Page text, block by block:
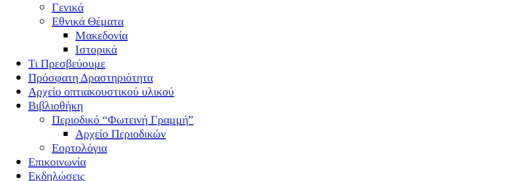
Γενικά
Εθνικά Θέματα
Μακεδονία
Ιστορικά
Τι Πρεσβεύουμε
Πρόσφατη Δραστηριότητα
Αρχείο οπτιακουστικού υλικού
Βιβλιοθήκη
Περιοδικό “Φωτεινή Γραμμή”
Αρχείο Περιοδικών
Εορτολόγια
Επικοινωνία
Εκδηλώσεις